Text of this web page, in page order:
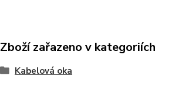
Zboží zařazeno v kategoriích
Kabelová oka